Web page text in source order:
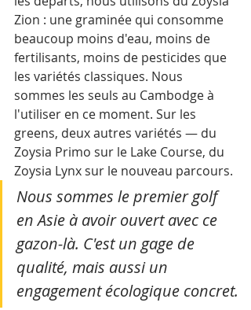
Zion : une graminée qui consomme
beaucoup moins d'eau, moins de
fertilisants, moins de pesticides que
les variétés classiques. Nous
sommes les seuls au Cambodge à
l'utiliser en ce moment. Sur les
greens, deux autres variétés — du
Zoysia Primo sur le Lake Course, du
Zoysia Lynx sur le nouveau parcours.
Nous sommes le premier golf
en Asie à avoir ouvert avec ce
gazon-là. C'est un gage de
qualité, mais aussi un
engagement écologique concret.